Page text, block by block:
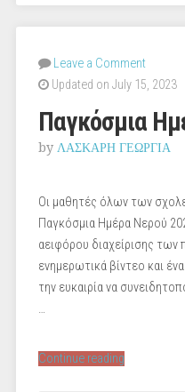
Leave a Comment
Updated on July 15, 2023
Παγκόσμια
by ΛΑΣΚΑΡΗ ΓΕΩΡΓΙΑ
Οι μαθητές όλων των
Παγκόσμια Ημέρα Νερού
αειφόρου διαχείρισης
ενημερωτικά βίντεο και
την ευκαιρία να
…
Continue reading“Παγκόσμια